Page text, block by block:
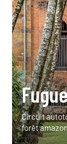
Circuit
forêt